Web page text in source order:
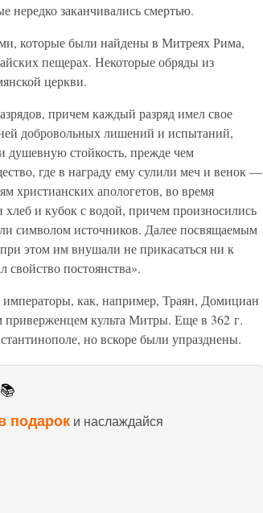
нередко заканчивались смертью.
которые были найдены в Митреях Рима,
пещерах. Некоторые обряды из
церкви.
причем каждый разряд имел свое
добровольных лишений и испытаний,
стойкость, прежде чем
где в награду ему сулили меч и венок —
христианских апологетов, во время
и кубок с водой, причем произносились
символом источников. Далее посвящаемым
этом им внушали не прикасаться ни к
постоянства».
императоры, как, например, Траян, Домициан
культа Митры. Еще в 362 г.
но вскоре были упразднены.
подарок и наслаждайся